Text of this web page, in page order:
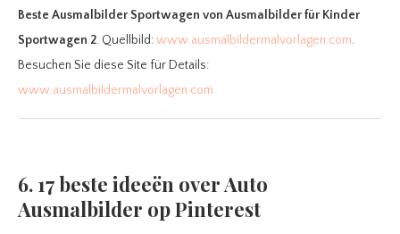
Beste Ausmalbilder Sportwagen von Ausmalbilder für Kinder
Sportwagen 2. Quellbild:www.ausmalbildermalvorlagen.com.
Besuchen Sie diese Site für Details:
www.ausmalbildermalvorlagen.com
6. 17 beste ideeën over Auto
Ausmalbilder op Pinterest